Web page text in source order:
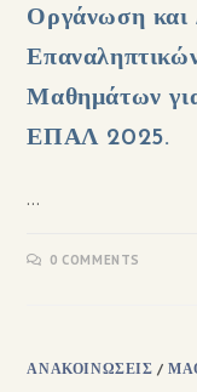
Οργάνωση και
Μαθημάτων
ΕΠΑΛ 2025.
…
0 COMMENTS
ΑΝΑΚΟΙΝΏΣΕΙΣ /